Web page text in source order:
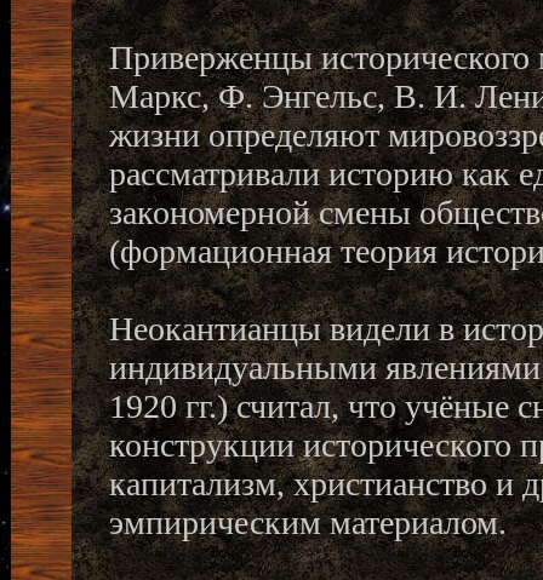
Приверженцы
Маркс, Ф. Энгельс, В. И.
жизни определяют
рассматривали историю как
закономерной смены
(формационная теория
Неокантианцы видели в
индивидуальными
1920 гг.) считал, что учёные
конструкции исторического
капитализм, христианство и
эмпирическим материалом.